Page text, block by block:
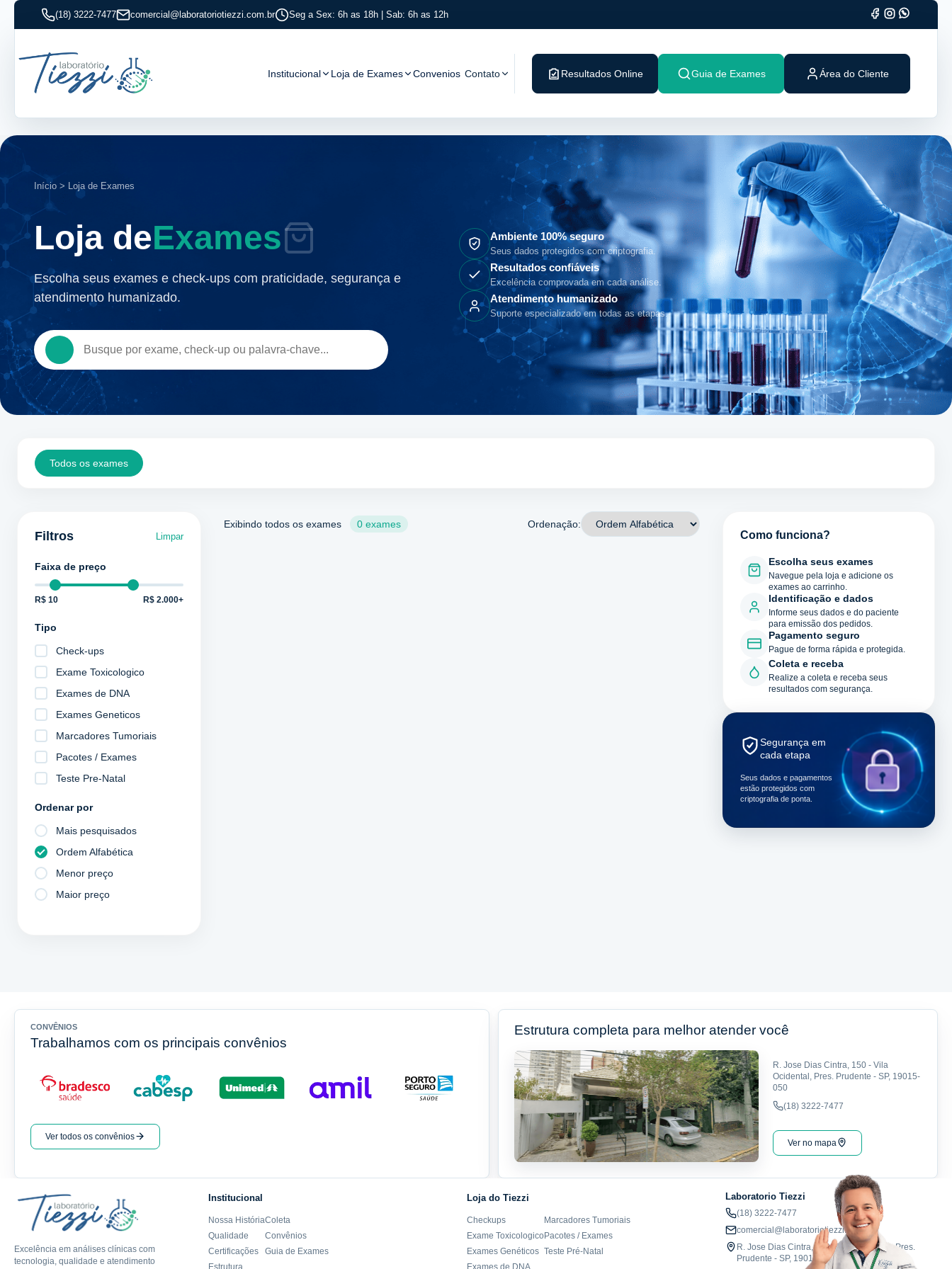
(18) 3222-7477 comercial@laboratoriotiezzi.com.br Seg a Sex: 6h as 18h | Sab: 6h as 12h
Institucional Loja de Exames Convenios Contato Resultados Online Guia de Exames Área do Cliente
Início > Loja de Exames
Loja deExames
Escolha seus exames e check-ups com praticidade, segurança e
atendimento humanizado.
Ambiente 100% seguro
Seus dados protegidos com criptografia.
Resultados confiáveis
Excelência comprovada em cada análise.
Atendimento humanizado
Suporte especializado em todas as etapas.
Todos os exames
Filtros Limpar
Faixa de preço
R$ 10 R$ 2.000+
Tipo
Check-ups
Exame Toxicologico
Exames de DNA
Exames Geneticos
Marcadores Tumoriais
Pacotes / Exames
Teste Pre-Natal
Ordenar por
Mais pesquisados
Ordem Alfabética
Menor preço
Maior preço
Exibindo todos os exames 0 exames Ordenação:
Como funciona?
Escolha seus exames
Navegue pela loja e adicione os
exames ao carrinho.
Identificação e dados
Informe seus dados e do paciente
para emissão dos pedidos.
Pagamento seguro
Pague de forma rápida e protegida.
Coleta e receba
Realize a coleta e receba seus
resultados com segurança.
Segurança em
cada etapa
Seus dados e pagamentos
estão protegidos com
criptografia de ponta.
CONVÊNIOS
Trabalhamos com os principais convênios
Ver todos os convênios
Estrutura completa para melhor atender você
R. Jose Dias Cintra, 150 - Vila
Ocidental, Pres. Prudente - SP, 19015-
050
(18) 3222-7477
Ver no mapa
Excelência em análises clínicas com
tecnologia, qualidade e atendimento
Institucional
Nossa História
Qualidade
Certificações
Estrutura
Coleta
Convênios
Guia de Exames
Loja do Tiezzi
Checkups
Exame Toxicologico
Exames Genéticos
Exames de DNA
Marcadores Tumoriais
Pacotes / Exames
Teste Pré-Natal
Laboratorio Tiezzi
(18) 3222-7477
comercial@laboratoriotiezzi.com.br
R. Jose Dias Cintra, 150 - Vila Ocidental, Pres.
Prudente - SP, 19015-050